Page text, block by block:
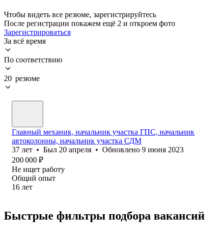
Чтобы видеть все резюме, зарегистрируйтесь
После регистрации покажем ещё 2 и откроем фото
Зарегистрироваться
За всё время
По соответствию
20 резюме
Главный механик, начальник участка ГПС, начальник
автоколонны, начальник участка СДМ
37 лет • Был 20 апреля • Обновлено 9 июня 2023
200 000 ₽
Не ищет работу
Общий опыт
16 лет
Быстрые фильтры подбора вакансий